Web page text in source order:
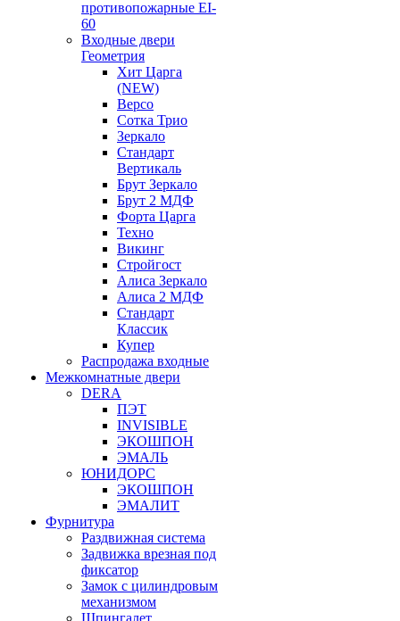
противопожарные EI-
60
Входные двери
Геометрия
Хит Царга
(NEW)
Версо
Сотка Трио
Зеркало
Стандарт
Вертикаль
Брут Зеркало
Брут 2 МДФ
Форта Царга
Техно
Викинг
Стройгост
Алиса Зеркало
Алиса 2 МДФ
Стандарт
Классик
Купер
Распродажа входные
Межкомнатные двери
DERA
ПЭТ
INVISIBLE
ЭКОШПОН
ЭМАЛЬ
ЮНИДОРС
ЭКОШПОН
ЭМАЛИТ
Фурнитура
Раздвижная система
Задвижка врезная под
фиксатор
Замок с цилиндровым
механизмом
Шпингалет